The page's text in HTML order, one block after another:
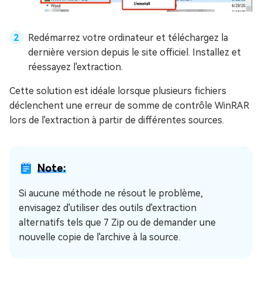
Redémarrez votre ordinateur et téléchargez la
dernière version depuis le site officiel. Installez et
réessayez l'extraction.
Cette solution est idéale lorsque plusieurs fichiers
déclenchent une erreur de somme de contrôle WinRAR
lors de l'extraction à partir de différentes sources.
Note:
Si aucune méthode ne résout le problème,
envisagez d'utiliser des outils d'extraction
alternatifs tels que 7 Zip ou de demander une
nouvelle copie de l'archive à la source.